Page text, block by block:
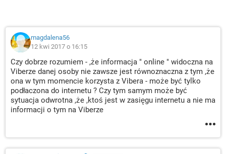
magdalena56
12 kwi 2017 o 16:15
Czy dobrze rozumiem - ,że informacja " online " widoczna na
Viberze danej osoby nie zawsze jest równoznaczna z tym ,że
ona w tym momencie korzysta z Vibera - może być tylko
podłaczona do internetu ? Czy tym samym może być
sytuacja odwrotna ,że ,ktoś jest w zasięgu internetu a nie ma
informacji o tym na Viberze